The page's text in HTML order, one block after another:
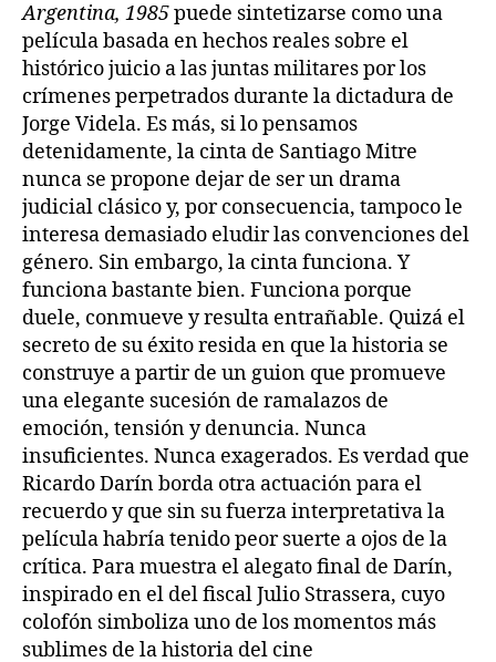
Argentina, 1985puede sintetizarse como una
película basada en hechos reales sobre el
histórico juicio a las juntas militares por los
crímenes perpetrados durante la dictadura de
Jorge Videla. Es más, si lo pensamos
detenidamente, la cinta de Santiago Mitre
nunca se propone dejar de ser un drama
judicial clásico y, por consecuencia, tampoco le
interesa demasiado eludir las convenciones del
género. Sin embargo, la cinta funciona. Y
funciona bastante bien. Funciona porque
duele, conmueve y resulta entrañable. Quizá el
secreto de su éxito resida en que la historia se
construye a partir de un guion que promueve
una elegante sucesión de ramalazos de
emoción, tensión y denuncia. Nunca
insuficientes. Nunca exagerados. Es verdad que
Ricardo Darín borda otra actuación para el
recuerdo y que sin su fuerza interpretativa la
película habría tenido peor suerte a ojos de la
crítica. Para muestra el alegato final de Darín,
inspirado en el del fiscal Julio Strassera, cuyo
colofón simboliza uno de los momentos más
sublimes de la historia del cine